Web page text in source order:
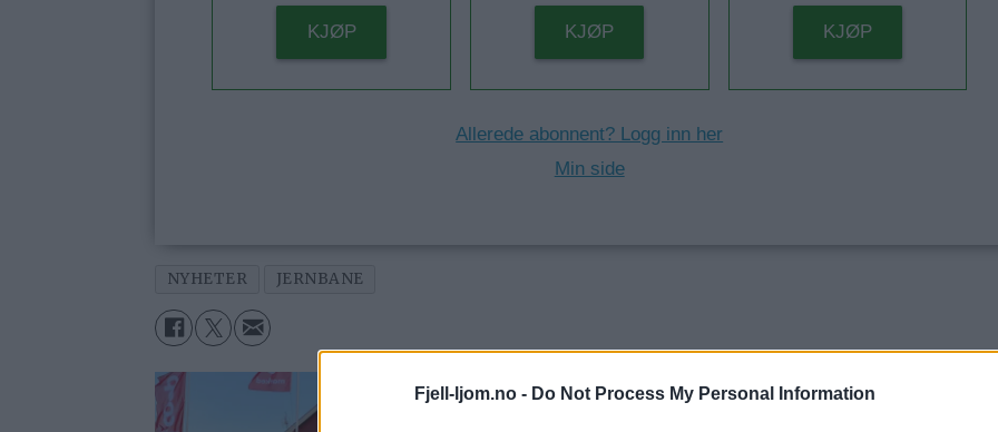
Fjell-ljom.no - Do Not Process My Personal Information
KJØP KJØP KJØP
Allerede abonnent? Logg inn her
Min side
NYHETER JERNBANE